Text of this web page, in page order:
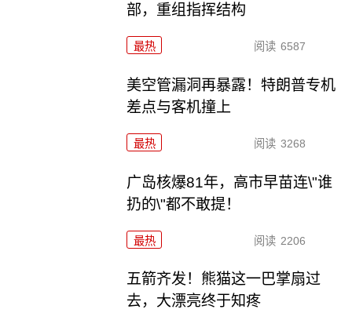
部，重组指挥结构
最热 阅读 6587
美空管漏洞再暴露！特朗普专机
差点与客机撞上
最热 阅读 3268
广岛核爆81年，高市早苗连\"谁
扔的\"都不敢提！
最热 阅读 2206
五箭齐发！熊猫这一巴掌扇过
去，大漂亮终于知疼